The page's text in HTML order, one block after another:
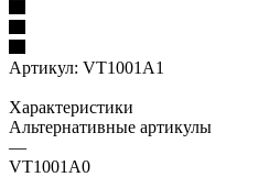
Артикул: VT1001A1
Характеристики
Альтернативные артикулы
—
VT1001A0